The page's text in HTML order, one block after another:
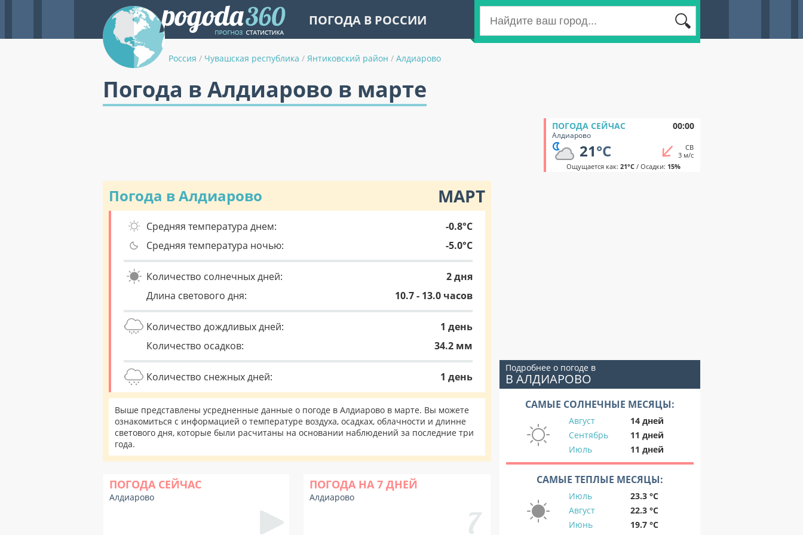
ПОГОДА В РОССИИ
Россия / Чувашская республика / Янтиковский район / Алдиарово
Погода в Алдиарово в марте
ПОГОДА СЕЙЧАС 00:00
Алдиарово
21°C
СВ
3 м/с
Ощущается как: 21°C/ Осадки: 15%
Погода в Алдиарово МАРТ
Средняя температура днем:
-0.8°C
Средняя температура ночью:
-5.0°C
Количество солнечных дней:
2 дня
Длина светового дня:
10.7 - 13.0 часов
Количество дождливых дней:
1 день
Количество осадков:
34.2 мм
Количество снежных дней: 1 день
Выше представлены усредненные данные о погоде в Алдиарово в марте. Вы можете
ознакомиться с информацией о температуре воздуха, осадках, облачности и длинне
светового дня, которые были расчитаны на основании наблюдений за последние три
года.
ПОГОДА СЕЙЧАС
Алдиарово
ПОГОДА НА 7 ДНЕЙ
Алдиарово
Подробнее о погоде в
В АЛДИАРОВО
САМЫЕ СОЛНЕЧНЫЕ МЕСЯЦЫ:
Август
14 дней
Сентябрь
11 дней
Июль
11 дней
САМЫЕ ТЕПЛЫЕ МЕСЯЦЫ:
Июль
23.3 °C
Август
22.3 °C
Июнь
19.7 °C